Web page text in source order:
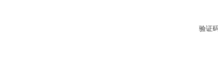
验证